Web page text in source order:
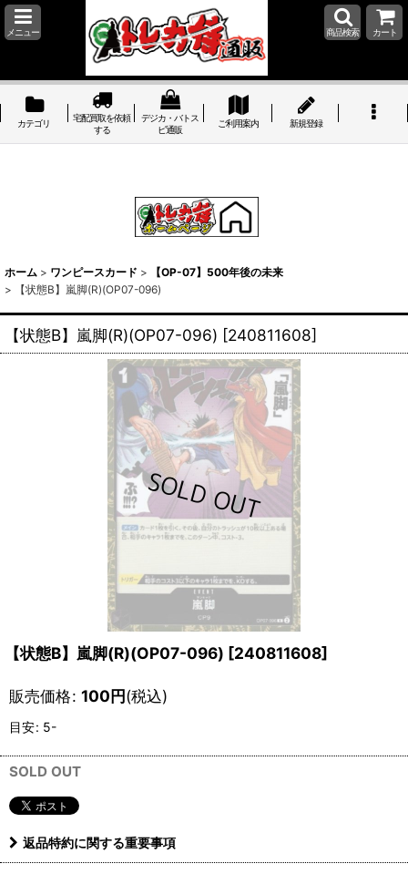
メニュー 商品検索 カート
カテゴリ
宅配買取を依頼
する
デジカ・バトス
ピ通販
ご利用案内 新規登録
ホーム > ワンピースカード >
【OP-07】500年後の未来
>
【状態B】嵐脚(R)(OP07-096)
【状態B】嵐脚(R)(OP07-096) [240811608]
【状態B】嵐脚(R)(OP07-096) [240811608]
販売価格: 100円(税込)
目安: 5-
SOLD OUT
返品特約に関する重要事項